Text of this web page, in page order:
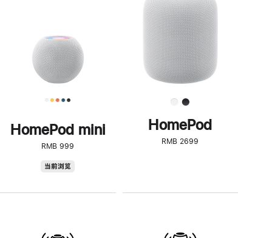
HomePod mini
RMB 999
当前浏览
了
解
HomePod<
HomePod
RMB 2699